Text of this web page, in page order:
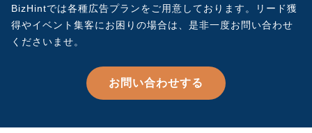
BizHintでは各種広告プランをご用意しております。
リード獲
得やイベント集客にお困りの場合は、是非一度お問い合わせ
くださいませ。
お問い合わせする